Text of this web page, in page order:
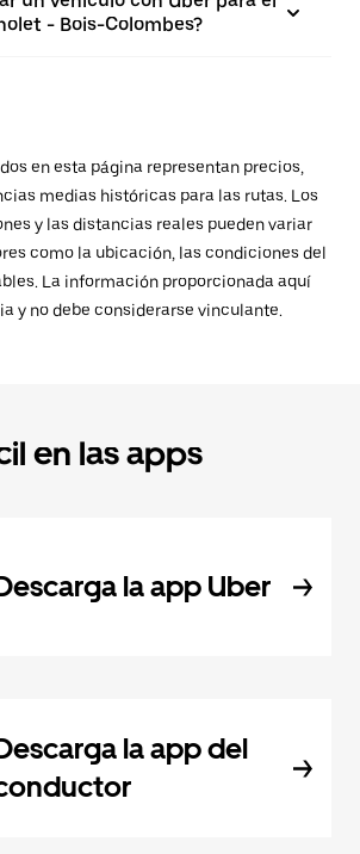
- Bois-Colombes?
en esta página representan precios,
medias históricas para las rutas. Los
y las distancias reales pueden variar
como la ubicación, las condiciones del
La información proporcionada aquí
y no debe considerarse vinculante.
en las apps
la app Uber
la app del